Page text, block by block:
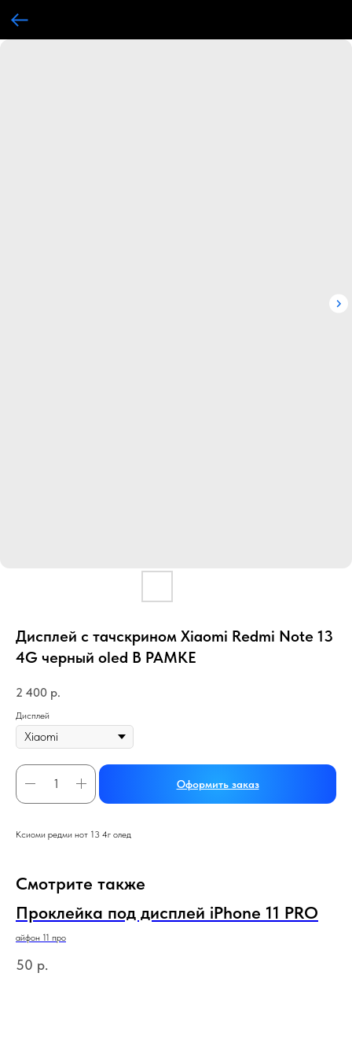
Дисплей с тачскрином Xiaomi Redmi Note 13
4G черный oled В РАМКЕ
2 400 р.
Дисплей
Оформить заказ
Ксиоми редми нот 13 4г олед
Смотрите также
Проклейка под дисплей iPhone 11 PRO
айфон 11 про
50 р.